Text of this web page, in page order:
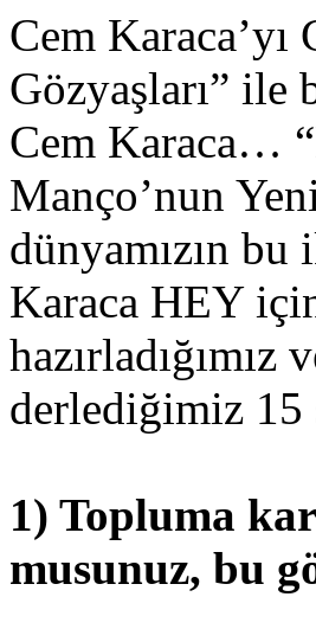
Cem
Gözyaşları” ile
Cem Karaca…
Manço’nun
dünyamızın bu
Karaca HEY
derlediğimiz 15
1) Topluma
musunuz, bu